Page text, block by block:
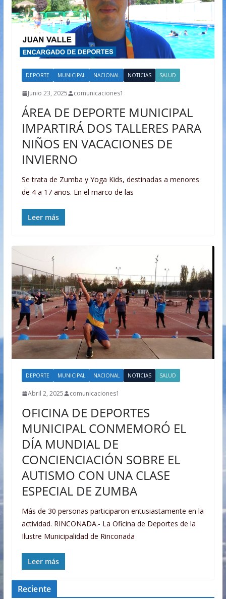
DEPORTE MUNICIPAL NACIONAL NOTICIAS SALUD
Junio 23, 2025 comunicaciones1
ÁREA DE DEPORTE MUNICIPAL
IMPARTIRÁ DOS TALLERES PARA
NIÑOS EN VACACIONES DE
INVIERNO
Se trata de Zumba y Yoga Kids, destinadas a menores
de 4 a 17 años. En el marco de las
Leer más
DEPORTE MUNICIPAL NACIONAL NOTICIAS SALUD
Abril 2, 2025 comunicaciones1
OFICINA DE DEPORTES
MUNICIPAL CONMEMORÓ EL
DÍA MUNDIAL DE
CONCIENCIACIÓN SOBRE EL
AUTISMO CON UNA CLASE
ESPECIAL DE ZUMBA
Más de 30 personas participaron entusiastamente en la
actividad. RINCONADA.- La Oficina de Deportes de la
Ilustre Municipalidad de Rinconada
Leer más
Reciente